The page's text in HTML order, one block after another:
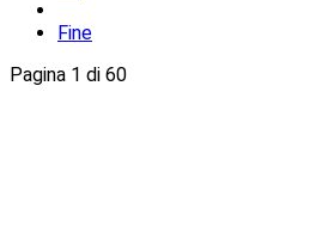
Fine
Pagina 1 di 60